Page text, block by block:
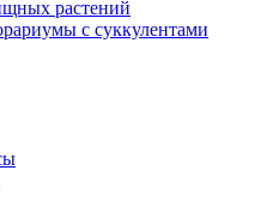
растений
с суккулентами